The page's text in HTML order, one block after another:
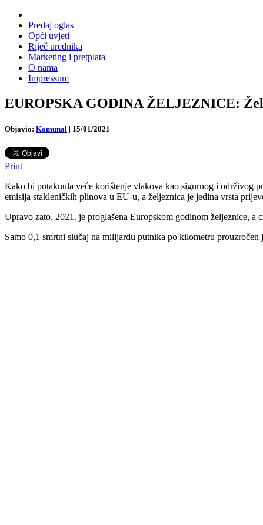
Predaj oglas
Opći uvjeti
Riječ urednika
Marketing i pretplata
O nama
Impressum
EUROPSKA GODINA ŽELJEZNICE:
Objavio: Komunal | 15/01/2021
Print
Kako bi potaknula veće korištenje vlakova kao sigurnog i održivog
emisija stakleničkih plinova u EU-u, a željeznica je jedina vrsta
Upravo zato, 2021. je proglašena Europskom godinom željeznice,
Samo 0,1 smrtni slučaj na milijardu putnika po kilometru